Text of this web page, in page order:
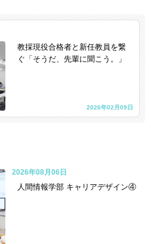
教採現役合格者と新任教員を繋
ぐ「そうだ、先輩に聞こう。」
2026年02月09日
人間情報学部 キャリアデザイン④
2026年08月06日